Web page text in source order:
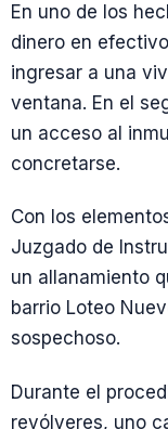
En uno de los
dinero en
ingresar a una
ventana. En el
un acceso al
concretarse.
Con los
Juzgado de
un allanamiento
barrio Loteo
sospechoso.
Durante el
revólveres, uno